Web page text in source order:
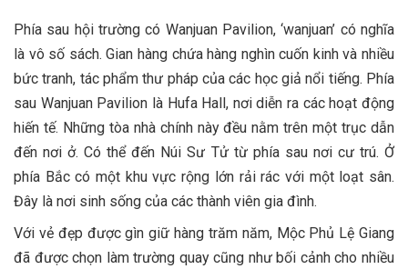
Phía sau hội trường có Wanjuan Pavilion, ‘wanjuan’ có nghĩa
là vô số sách. Gian hàng chứa hàng nghìn cuốn kinh và nhiều
bức tranh, tác phẩm thư pháp của các học giả nổi tiếng. Phía
sau Wanjuan Pavilion là Hufa Hall, nơi diễn ra các hoạt động
hiến tế. Những tòa nhà chính này đều nằm trên một trục dẫn
đến nơi ở. Có thể đến Núi Sư Tử từ phía sau nơi cư trú. Ở
phía Bắc có một khu vực rộng lớn rải rác với một loạt sân.
Đây là nơi sinh sống của các thành viên gia đình.
Với vẻ đẹp được gìn giữ hàng trăm năm, Mộc Phủ Lệ Giang
đã được chọn làm trường quay cũng như bối cảnh cho nhiều